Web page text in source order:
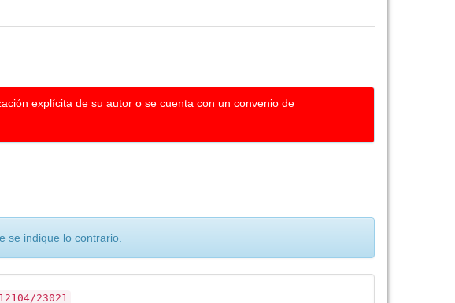
explícita de su autor o se cuenta con un convenio de
se indique lo contrario.
23021